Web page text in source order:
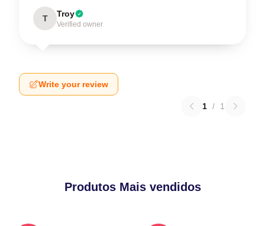
T Troy
Verified owner
Write your review
1 / 1
Produtos Mais vendidos